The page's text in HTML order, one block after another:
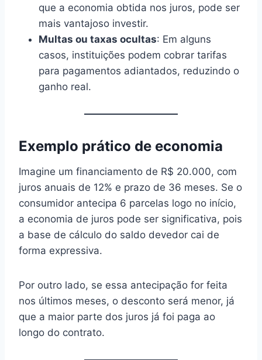
que a economia obtida nos juros, pode ser
mais vantajoso investir.
Multas ou taxas ocultas: Em alguns
casos, instituições podem cobrar tarifas
para pagamentos adiantados, reduzindo o
ganho real.
Exemplo prático de economia
Imagine um financiamento de R$ 20.000, com
juros anuais de 12% e prazo de 36 meses. Se o
consumidor antecipa 6 parcelas logo no início,
a economia de juros pode ser significativa, pois
a base de cálculo do saldo devedor cai de
forma expressiva.
Por outro lado, se essa antecipação for feita
nos últimos meses, o desconto será menor, já
que a maior parte dos juros já foi paga ao
longo do contrato.